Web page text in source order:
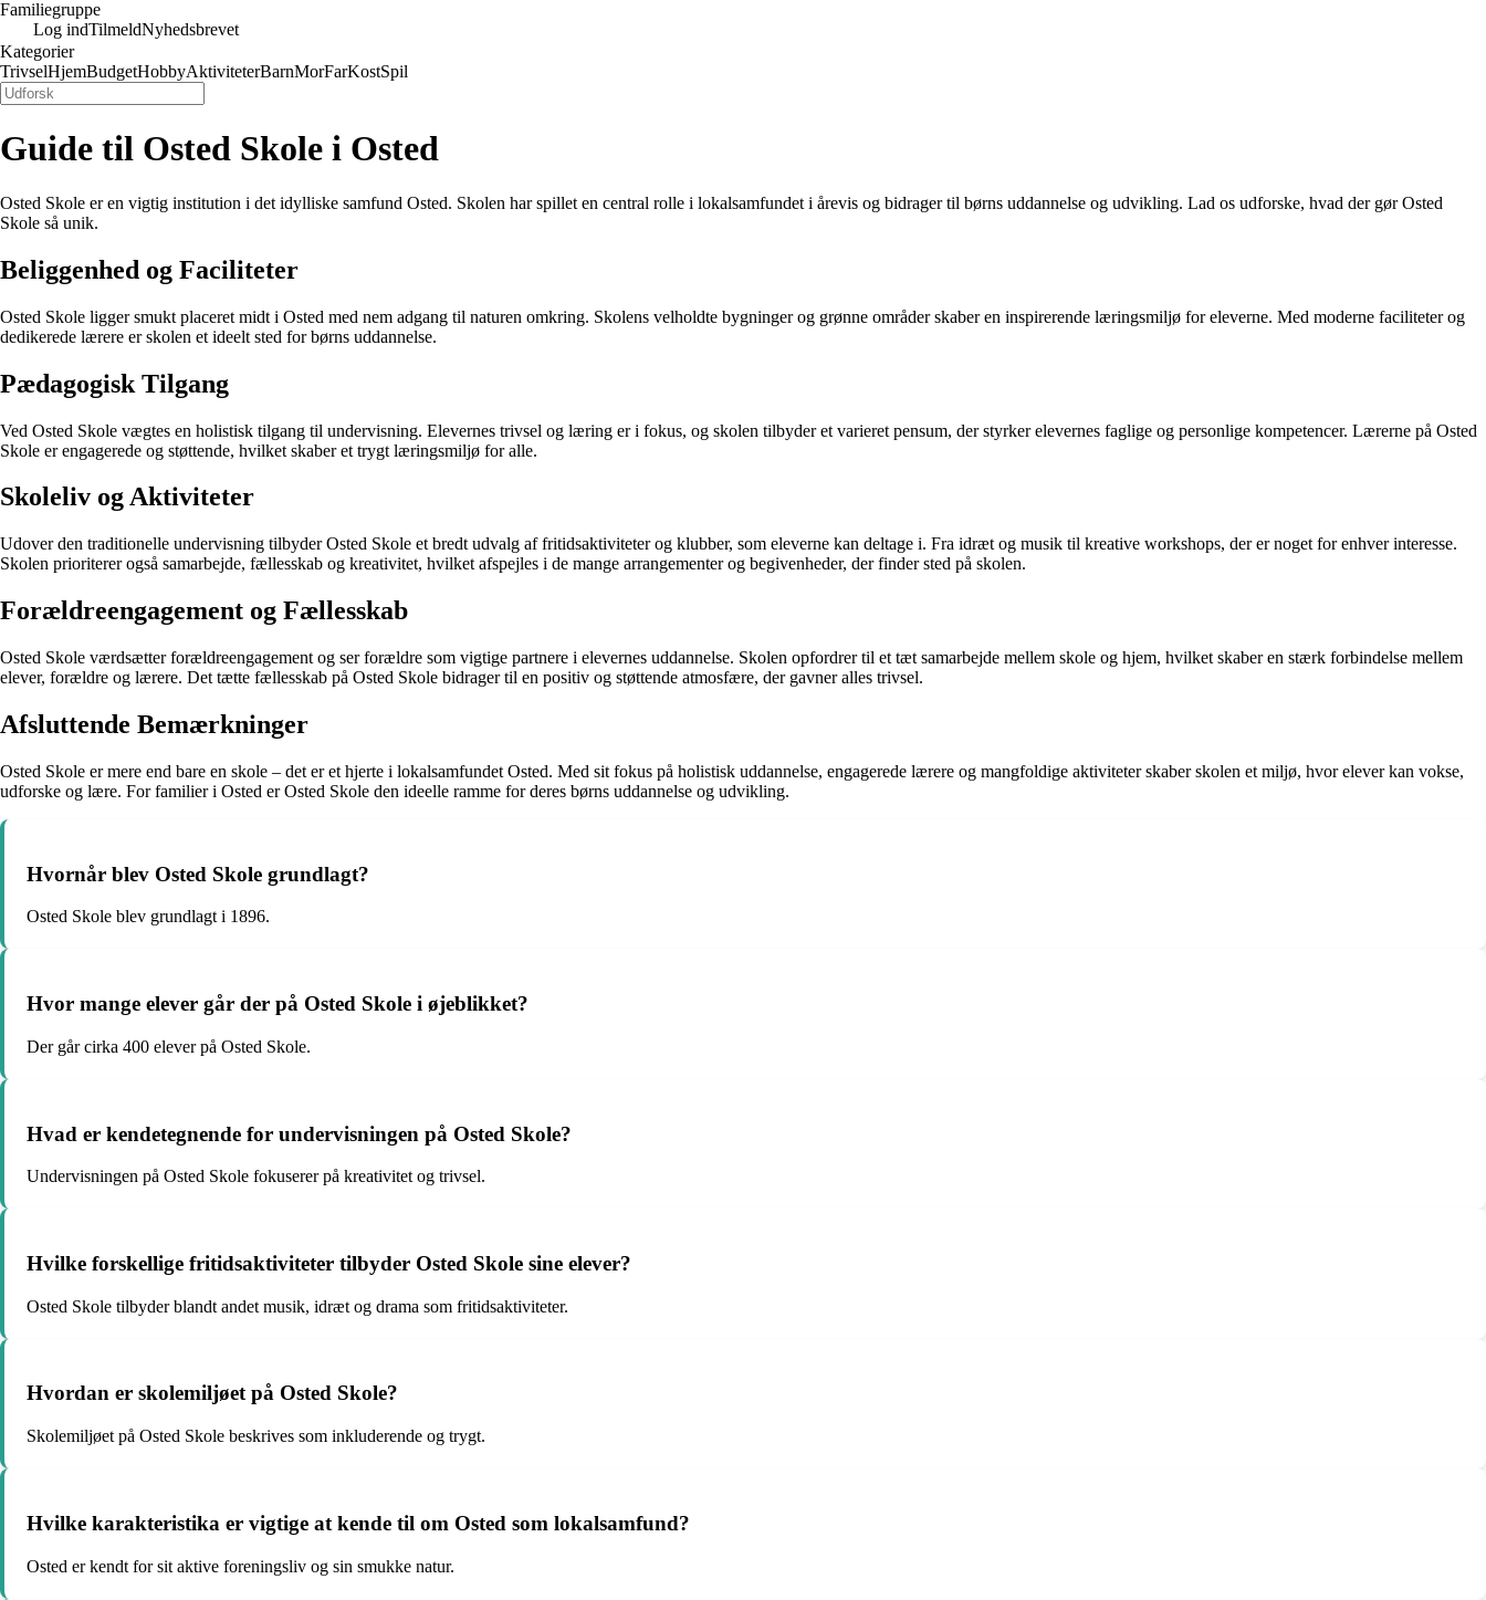
Familiegruppe
Log indTilmeldNyhedsbrevet
Kategorier
TrivselHjemBudgetHobbyAktiviteterBarnMorFarKostSpil
Guide til Osted Skole i Osted
Osted Skole er en vigtig institution i det idylliske samfund Osted. Skolen har spillet en central rolle i lokalsamfundet i årevis og bidrager til børns uddannelse og udvikling. Lad os udforske, hvad der gør Osted
Skole så unik.
Beliggenhed og Faciliteter
Osted Skole ligger smukt placeret midt i Osted med nem adgang til naturen omkring. Skolens velholdte bygninger og grønne områder skaber en inspirerende læringsmiljø for eleverne. Med moderne faciliteter og
dedikerede lærere er skolen et ideelt sted for børns uddannelse.
Pædagogisk Tilgang
Ved Osted Skole vægtes en holistisk tilgang til undervisning. Elevernes trivsel og læring er i fokus, og skolen tilbyder et varieret pensum, der styrker elevernes faglige og personlige kompetencer. Lærerne på Osted
Skole er engagerede og støttende, hvilket skaber et trygt læringsmiljø for alle.
Skoleliv og Aktiviteter
Udover den traditionelle undervisning tilbyder Osted Skole et bredt udvalg af fritidsaktiviteter og klubber, som eleverne kan deltage i. Fra idræt og musik til kreative workshops, der er noget for enhver interesse.
Skolen prioriterer også samarbejde, fællesskab og kreativitet, hvilket afspejles i de mange arrangementer og begivenheder, der finder sted på skolen.
Forældreengagement og Fællesskab
Osted Skole værdsætter forældreengagement og ser forældre som vigtige partnere i elevernes uddannelse. Skolen opfordrer til et tæt samarbejde mellem skole og hjem, hvilket skaber en stærk forbindelse mellem
elever, forældre og lærere. Det tætte fællesskab på Osted Skole bidrager til en positiv og støttende atmosfære, der gavner alles trivsel.
Afsluttende Bemærkninger
Osted Skole er mere end bare en skole – det er et hjerte i lokalsamfundet Osted. Med sit fokus på holistisk uddannelse, engagerede lærere og mangfoldige aktiviteter skaber skolen et miljø, hvor elever kan vokse,
udforske og lære. For familier i Osted er Osted Skole den ideelle ramme for deres børns uddannelse og udvikling.
Hvornår blev Osted Skole grundlagt?
Osted Skole blev grundlagt i 1896.
Hvor mange elever går der på Osted Skole i øjeblikket?
Der går cirka 400 elever på Osted Skole.
Hvad er kendetegnende for undervisningen på Osted Skole?
Undervisningen på Osted Skole fokuserer på kreativitet og trivsel.
Hvilke forskellige fritidsaktiviteter tilbyder Osted Skole sine elever?
Osted Skole tilbyder blandt andet musik, idræt og drama som fritidsaktiviteter.
Hvordan er skolemiljøet på Osted Skole?
Skolemiljøet på Osted Skole beskrives som inkluderende og trygt.
Hvilke karakteristika er vigtige at kende til om Osted som lokalsamfund?
Osted er kendt for sit aktive foreningsliv og sin smukke natur.